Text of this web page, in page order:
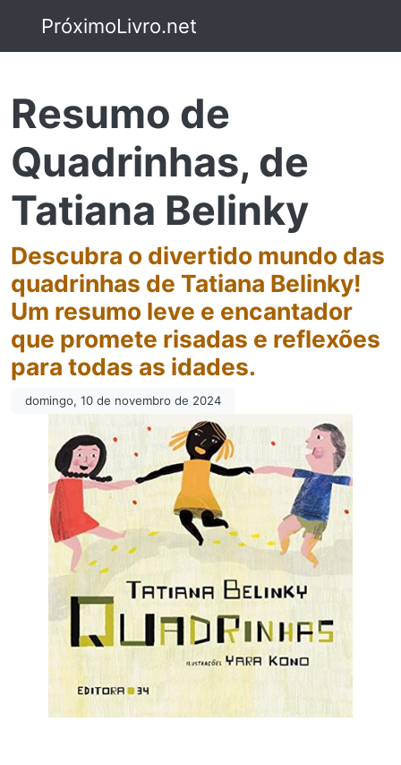
PróximoLivro.net
Resumo de
Quadrinhas, de
Tatiana Belinky
Descubra o divertido mundo das
quadrinhas de Tatiana Belinky!
Um resumo leve e encantador
que promete risadas e reflexões
para todas as idades.
domingo, 10 de novembro de 2024